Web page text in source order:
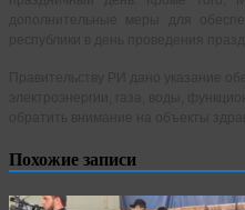
Похожие записи